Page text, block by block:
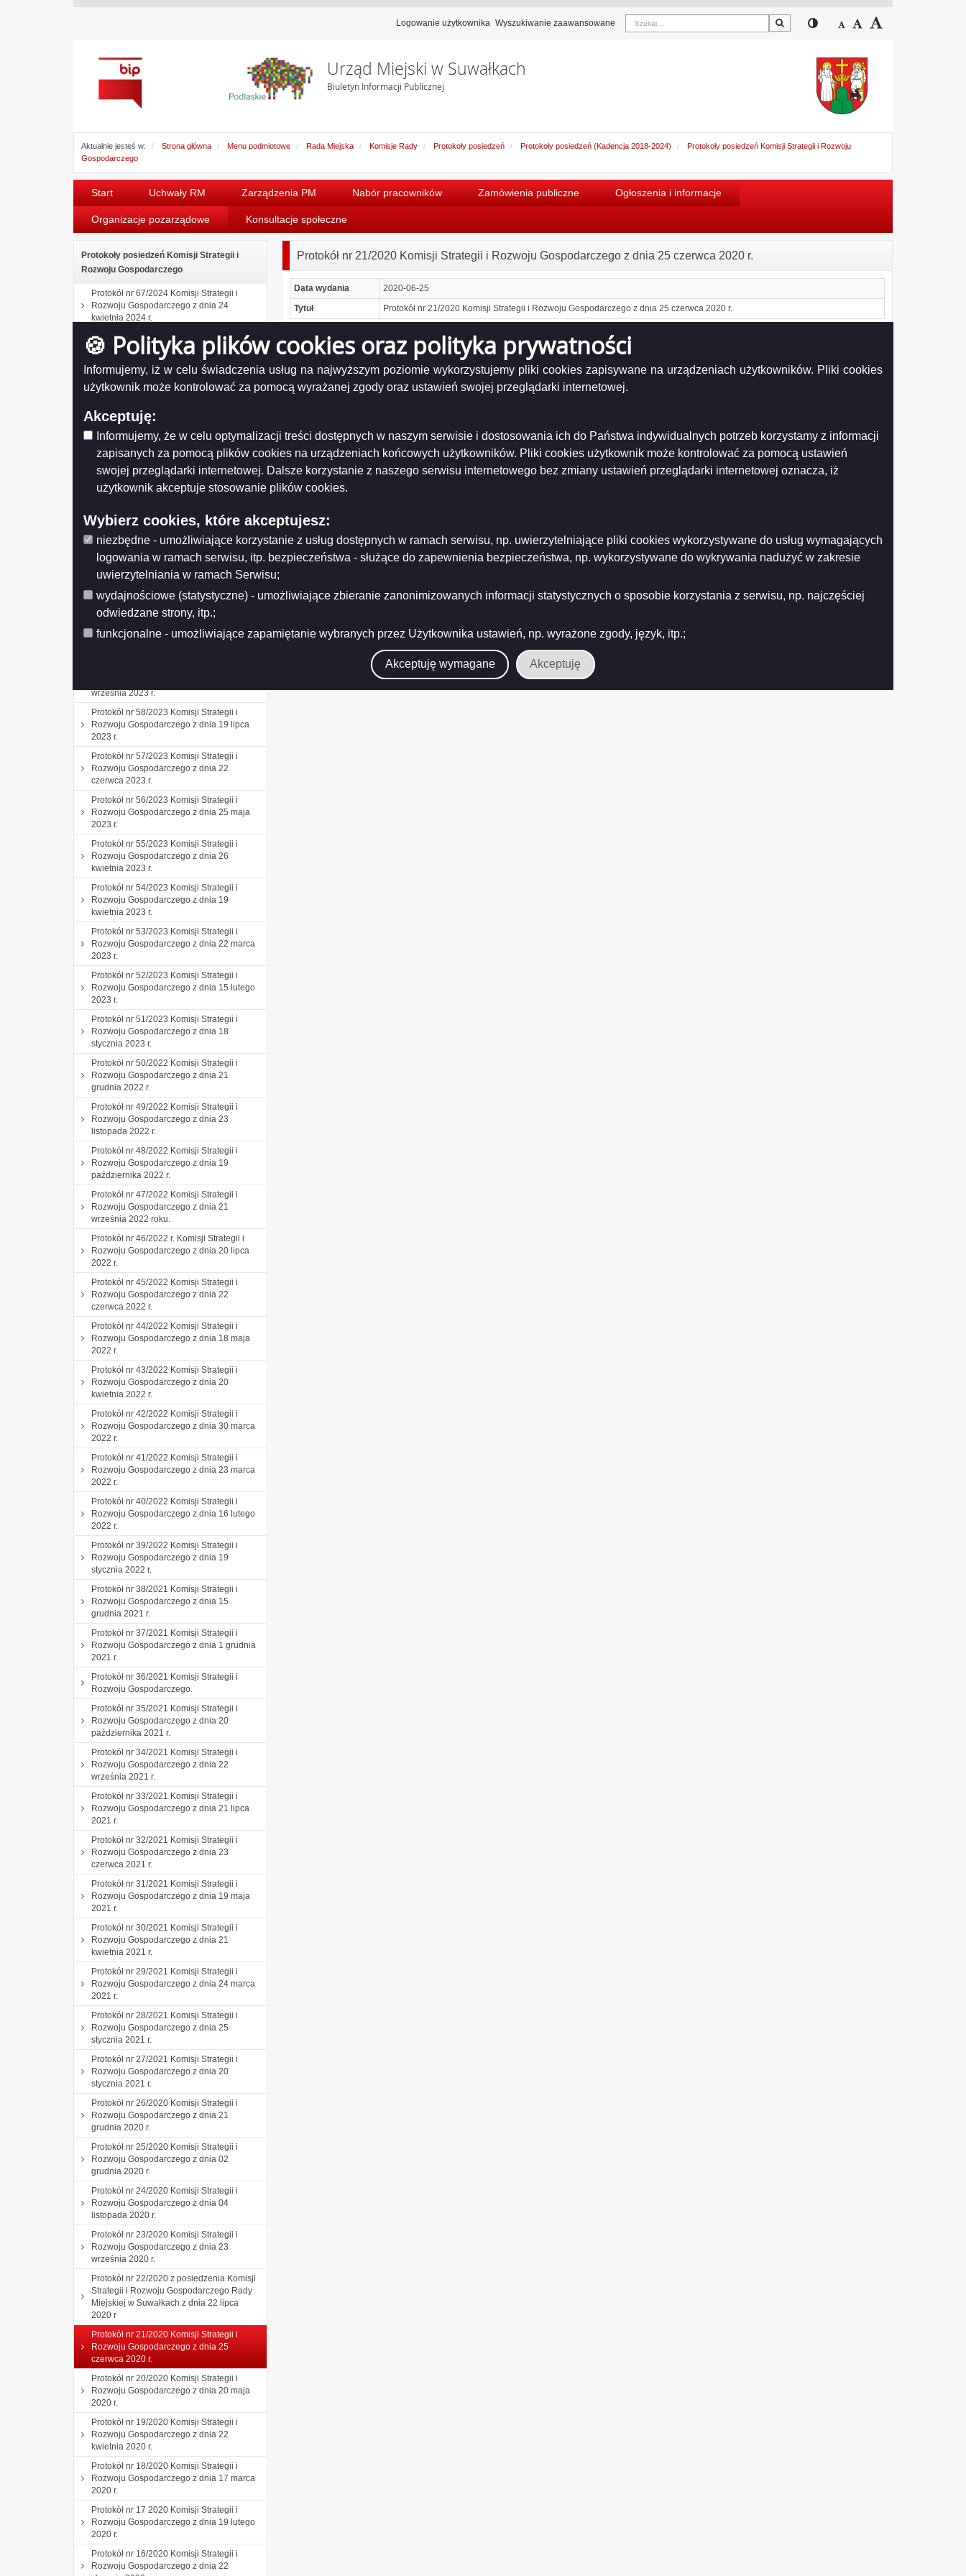
🍪 Polityka plików cookies oraz polityka prywatności
Informujemy, iż w celu świadczenia usług na najwyższym poziomie wykorzystujemy pliki cookies zapisywane na urządzeniach użytkowników. Pliki cookies
użytkownik może kontrolować za pomocą wyrażanej zgody oraz ustawień swojej przeglądarki internetowej.
Akceptuję:
Informujemy, że w celu optymalizacji treści dostępnych w naszym serwisie i dostosowania ich do Państwa indywidualnych potrzeb korzystamy z informacji
zapisanych za pomocą plików cookies na urządzeniach końcowych użytkowników. Pliki cookies użytkownik może kontrolować za pomocą ustawień
swojej przeglądarki internetowej. Dalsze korzystanie z naszego serwisu internetowego bez zmiany ustawień przeglądarki internetowej oznacza, iż
użytkownik akceptuje stosowanie plików cookies.
Wybierz cookies, które akceptujesz:
niezbędne - umożliwiające korzystanie z usług dostępnych w ramach serwisu, np. uwierzytelniające pliki cookies wykorzystywane do usług wymagających
logowania w ramach serwisu, itp. bezpieczeństwa - służące do zapewnienia bezpieczeństwa, np. wykorzystywane do wykrywania nadużyć w zakresie
uwierzytelniania w ramach Serwisu;
wydajnościowe (statystyczne) - umożliwiające zbieranie zanonimizowanych informacji statystycznych o sposobie korzystania z serwisu, np. najczęściej
odwiedzane strony, itp.;
funkcjonalne - umożliwiające zapamiętanie wybranych przez Użytkownika ustawień, np. wyrażone zgody, język, itp.;
Akceptuję wymagane Akceptuję
Logowanie użytkownika Wyszukiwanie zaawansowane Szukaj Przełącz pomiędzy
Zmniejsz czcionkę
Domyślny rozmiar
Urząd Miejski w Suwałkach
Biuletyn Informacji Publicznej
Aktualnie jesteś w: Strona główna Menu podmiotowe Rada Miejska Komisje Rady Protokoły posiedzeń Protokoły posiedzeń (Kadencja 2018-2024)
Protokoły posiedzeń Komisji Strategii i Rozwoju
Gospodarczego
Start Uchwały RM Zarządzenia PM Nabór pracowników Zamówienia publiczne Ogłoszenia i informacje
Organizacje pozarządowe Konsultacje społeczne
Protokoły posiedzeń Komisji Strategii i
Rozwoju Gospodarczego
Protokół nr 67/2024 Komisji Strategii i
Rozwoju Gospodarczego z dnia 24
kwietnia 2024 r.
Protokół nr 66/2024 Komisji Strategii i
Rozwoju Gospodarczego z dnia 20 marca
Protokół nr 65/2024 Komisji Strategii i
Rozwoju Gospodarczego z dnia 20 lutego
Protokół nr 64/2024 Komisji Strategii i
Rozwoju Gospodarczego z dnia 24
stycznia 2024 r.
Protokół nr 63/2023 Komisji Strategii i
Rozwoju Gospodarczego z dnia 13
grudnia 2023 r.
Protokół nr 62/2023 ze wspólnego
posiedzenia Komisji Strategii i Rozwoju
Gospodarczego i Komisji Spraw
Społecznych i Bezpieczeństwa z dnia 5
grudnia 2023 r.
Protokół nr 61/2023 Komisji Strategii i
Rozwoju Gospodarczego z dnia 22
Rozwoju Gospodarczego z dnia 18
września 2023 r.
Protokół nr 58/2023 Komisji Strategii i
Rozwoju Gospodarczego z dnia 19 lipca
2023 r.
Protokół nr 57/2023 Komisji Strategii i
Rozwoju Gospodarczego z dnia 22
czerwca 2023 r.
Protokół nr 56/2023 Komisji Strategii i
Rozwoju Gospodarczego z dnia 25 maja
2023 r.
Protokół nr 55/2023 Komisji Strategii i
Rozwoju Gospodarczego z dnia 26
kwietnia 2023 r.
Protokół nr 54/2023 Komisji Strategii i
Rozwoju Gospodarczego z dnia 19
kwietnia 2023 r.
Protokół nr 53/2023 Komisji Strategii i
Rozwoju Gospodarczego z dnia 22 marca
2023 r.
Protokół nr 52/2023 Komisji Strategii i
Rozwoju Gospodarczego z dnia 15 lutego
2023 r.
Protokół nr 51/2023 Komisji Strategii i
Rozwoju Gospodarczego z dnia 18
stycznia 2023 r.
Protokół nr 50/2022 Komisji Strategii i
Rozwoju Gospodarczego z dnia 21
grudnia 2022 r.
Protokół nr 49/2022 Komisji Strategii i
Rozwoju Gospodarczego z dnia 23
listopada 2022 r.
Protokół nr 48/2022 Komisji Strategii i
Rozwoju Gospodarczego z dnia 19
października 2022 r.
Protokół nr 47/2022 Komisji Strategii i
Rozwoju Gospodarczego z dnia 21
września 2022 roku.
Protokół nr 46/2022 r. Komisji Strategii i
Rozwoju Gospodarczego z dnia 20 lipca
2022 r.
Protokół nr 45/2022 Komisji Strategii i
Rozwoju Gospodarczego z dnia 22
czerwca 2022 r.
Protokół nr 44/2022 Komisji Strategii i
Rozwoju Gospodarczego z dnia 18 maja
2022 r.
Protokół nr 43/2022 Komisji Strategii i
Rozwoju Gospodarczego z dnia 20
kwietnia 2022 r.
Protokół nr 42/2022 Komisji Strategii i
Rozwoju Gospodarczego z dnia 30 marca
2022 r.
Protokół nr 41/2022 Komisji Strategii i
Rozwoju Gospodarczego z dnia 23 marca
2022 r.
Protokół nr 40/2022 Komisji Strategii i
Rozwoju Gospodarczego z dnia 16 lutego
2022 r.
Protokół nr 39/2022 Komisji Strategii i
Rozwoju Gospodarczego z dnia 19
stycznia 2022 r.
Protokół nr 38/2021 Komisji Strategii i
Rozwoju Gospodarczego z dnia 15
grudnia 2021 r.
Protokół nr 37/2021 Komisji Strategii i
Rozwoju Gospodarczego z dnia 1 grudnia
2021 r.
Protokół nr 36/2021 Komisji Strategii i
Rozwoju Gospodarczego.
Protokół nr 35/2021 Komisji Strategii i
Rozwoju Gospodarczego z dnia 20
października 2021 r.
Protokół nr 34/2021 Komisji Strategii i
Rozwoju Gospodarczego z dnia 22
września 2021 r.
Protokół nr 33/2021 Komisji Strategii i
Rozwoju Gospodarczego z dnia 21 lipca
2021 r.
Protokół nr 32/2021 Komisji Strategii i
Rozwoju Gospodarczego z dnia 23
czerwca 2021 r.
Protokół nr 31/2021 Komisji Strategii i
Rozwoju Gospodarczego z dnia 19 maja
2021 r.
Protokół nr 30/2021 Komisji Strategii i
Rozwoju Gospodarczego z dnia 21
kwietnia 2021 r.
Protokół nr 29/2021 Komisji Strategii i
Rozwoju Gospodarczego z dnia 24 marca
2021 r.
Protokół nr 28/2021 Komisji Strategii i
Rozwoju Gospodarczego z dnia 25
stycznia 2021 r.
Protokół nr 27/2021 Komisji Strategii i
Rozwoju Gospodarczego z dnia 20
stycznia 2021 r.
Protokół nr 26/2020 Komisji Strategii i
Rozwoju Gospodarczego z dnia 21
grudnia 2020 r.
Protokół nr 25/2020 Komisji Strategii i
Rozwoju Gospodarczego z dnia 02
grudnia 2020 r.
Protokół nr 24/2020 Komisji Strategii i
Rozwoju Gospodarczego z dnia 04
listopada 2020 r.
Protokół nr 23/2020 Komisji Strategii i
Rozwoju Gospodarczego z dnia 23
września 2020 r.
Protokół nr 22/2020 z posiedzenia Komisji
Strategii i Rozwoju Gospodarczego Rady
Miejskiej w Suwałkach z dnia 22 lipca
2020 r
Protokół nr 21/2020 Komisji Strategii i
Rozwoju Gospodarczego z dnia 25
czerwca 2020 r.
Protokół nr 20/2020 Komisji Strategii i
Rozwoju Gospodarczego z dnia 20 maja
2020 r.
Protokół nr 19/2020 Komisji Strategii i
Rozwoju Gospodarczego z dnia 22
kwietnia 2020 r.
Protokół nr 18/2020 Komisji Strategii i
Rozwoju Gospodarczego z dnia 17 marca
2020 r.
Protokół nr 17 2020 Komisji Strategii i
Rozwoju Gospodarczego z dnia 19 lutego
2020 r.
Protokół nr 16/2020 Komisji Strategii i
Rozwoju Gospodarczego z dnia 22
Protokół nr 21/2020 Komisji Strategii i Rozwoju Gospodarczego z dnia 25 czerwca 2020 r.
Data wydania
2020-06-25
Tytuł
Protokół nr 21/2020 Komisji Strategii i Rozwoju Gospodarczego z dnia 25 czerwca 2020 r.
Protokół nr 21 2020 Komisji Strategii i Rozwoju Gospodarczego z dnia 25 czerwca 2020 r..pdf
załącznika
Protokół
Strategii
i
Rozwoju
Gospodarczego
r..pdf
Udostępniający:
Urząd Miejski w Suwałkach
Wytwarzający/odpowiadający: Elżbieta Polańska
Data modyfikacji:
2020-07-28
Opublikował:Elżbieta Polańska
Data publikacji:2020-07-28
Drukuj do PDF
Drukuj
Historia strony